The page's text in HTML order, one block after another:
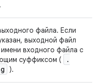
файла. Если
выходной файл
входного файла с
суффиксом (
.
).